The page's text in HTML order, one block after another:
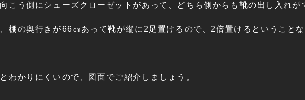
こう側にシューズクローゼットがあって、どちら側からも靴の出し入れが
棚の奥行きが66㎝あって靴が縦に2足置けるので、2倍置けるということな
わかりにくいので、図面でご紹介しましょう。